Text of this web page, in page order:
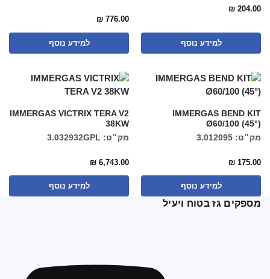
₪ 204.00
למידע נוסף
₪ 776.00
למידע נוסף
IMMERGAS BEND KIT
Ø60/100 (45°)
מק״ט: 3.012095
₪ 175.00
למידע נוסף
IMMERGAS VICTRIX TERA V2
38KW
מק״ט: 3.032932GPL
₪ 6,743.00
למידע נוסף
מספקים גז בטוח ויעיל